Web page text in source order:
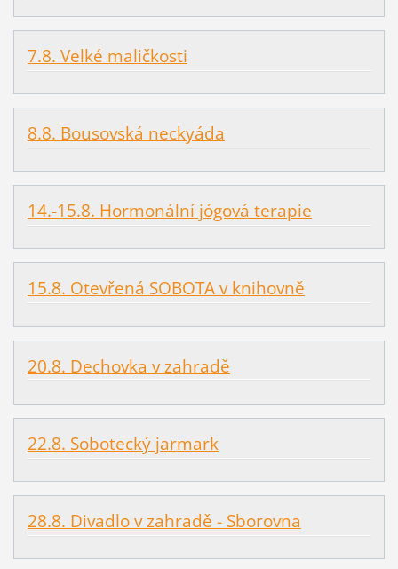
7.8. Velké maličkosti
8.8. Bousovská neckyáda
14.-15.8. Hormonální jógová terapie
15.8. Otevřená SOBOTA v knihovně
20.8. Dechovka v zahradě
22.8. Sobotecký jarmark
28.8. Divadlo v zahradě - Sborovna